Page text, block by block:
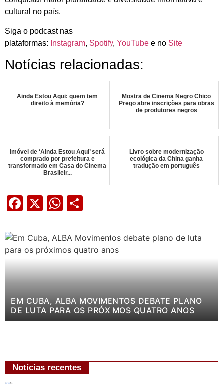
cultural no país.
Siga o podcast nas
plataformas: Instagram, Spotify, YouTube e no Site
Notícias relacionadas:
Ainda Estou Aqui: quem tem
direito à memória?
Mostra de Cinema Negro Chico
Prego abre inscrições para obras
de produtores negros
Imóvel de ‘Ainda Estou Aqui’ será
comprado por prefeitura e
transformado em Casa do Cinema
Brasileir...
Livro sobre modernização
ecológica da China ganha
tradução em português
Facebook
X WhatsApp
EM CUBA, ALBA MOVIMENTOS DEBATE PLANO
DE LUTA PARA OS PRÓXIMOS QUATRO ANOS
Notícias recentes